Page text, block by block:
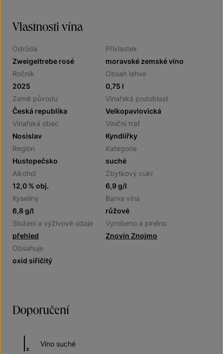
Vlastnosti vína
Odrůda
Zweigeltrebe rosé
Přívlastek
moravské zemské víno
Ročník
2025
Obsah lahve
0,75 l
Země původu
Česká republika
Vinařská podoblast
Velkopavlovická
Vinařská obec
Nosislav
Viniční trať
Kyndlířky
Region
Hustopečsko
Kategorie
suché
Alkohol
12,0 % obj.
Zbytkový cukr
6,9 g/l
Kyseliny
6,8 g/l
Barva vína
růžové
Složení a výživové údaje
přehled
Vyrobeno a plněno
Znovín Znojmo
Obsahuje
oxid siřičitý
Doporučení
Víno suché